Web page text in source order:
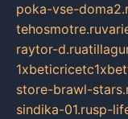
poka-vse-
tehosmotre.ru
raytor-d.ru
store-brawl-
sindika-01.rusp-